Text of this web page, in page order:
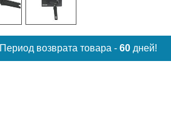
Период возврата товара - 60 дней!